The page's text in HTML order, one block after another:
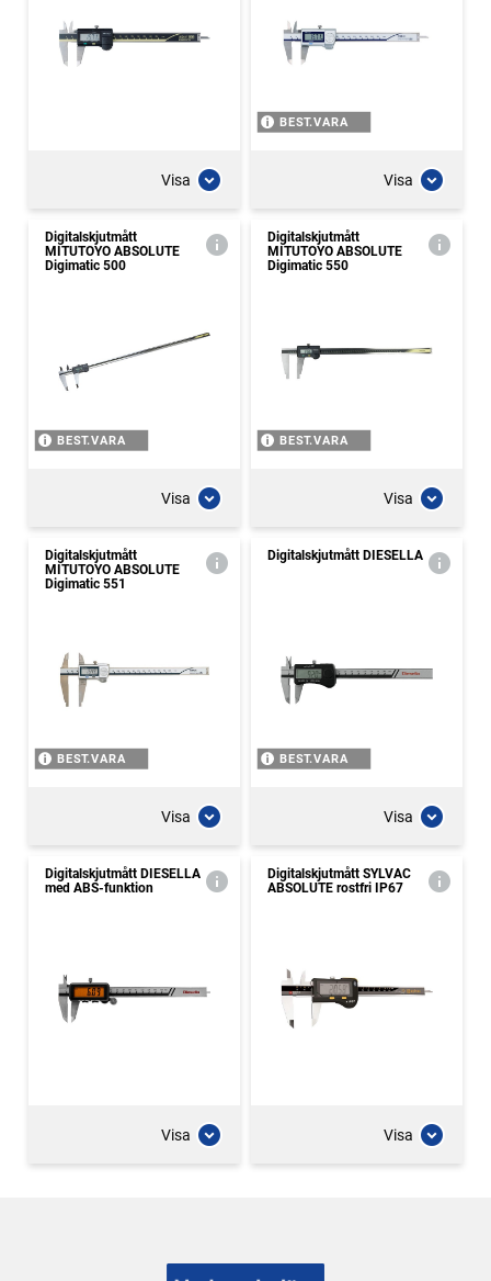
Visa
BEST.VARA
Visa
Digitalskjutmått
MITUTOYO ABSOLUTE
Digimatic 500
BEST.VARA
Visa
Digitalskjutmått
MITUTOYO ABSOLUTE
Digimatic 550
BEST.VARA
Visa
Digitalskjutmått
MITUTOYO ABSOLUTE
Digimatic 551
BEST.VARA
Visa
Digitalskjutmått DIESELLA
BEST.VARA
Visa
Digitalskjutmått DIESELLA
med ABS-funktion
Visa
Digitalskjutmått SYLVAC
ABSOLUTE rostfri IP67
Visa